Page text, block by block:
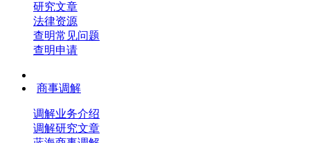
研究文章
法律资源
查明常见问题
查明申请
商事调解
调解业务介绍
调解研究文章